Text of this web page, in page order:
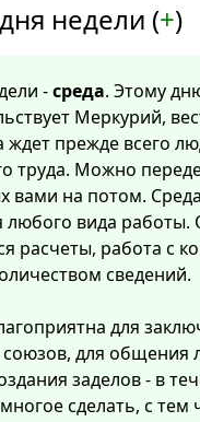
недели (+)
-среда. Этому
Меркурий,
ждет прежде всего
труда. Можно
вами на потом.
любого вида работы.
расчеты, работа с
сведений.
для
союзов, для общения
заделов - в
сделать, с тем